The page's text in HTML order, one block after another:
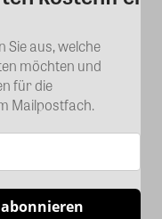
Sie aus, welche
möchten und
für die
Mailpostfach.